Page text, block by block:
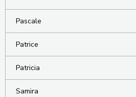
Pascale
Patrice
Patricia
Samira